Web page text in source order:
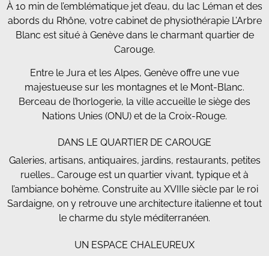
À 10 min de l’emblématique jet d’eau, du lac Léman et des
abords du Rhône, votre cabinet de physiothérapie L’Arbre
Blanc est situé à Genève dans le charmant quartier de
Carouge.
Entre le Jura et les Alpes, Genève offre une vue
majestueuse sur les montagnes et le Mont-Blanc.
Berceau de l’horlogerie, la ville accueille le siège des
Nations Unies (ONU) et de la Croix-Rouge.
DANS LE QUARTIER DE CAROUGE
Galeries, artisans, antiquaires, jardins, restaurants, petites
ruelles… Carouge est un quartier vivant, typique et à
l’ambiance bohème. Construite au XVIIIe siècle par le roi
Sardaigne, on y retrouve une architecture italienne et tout
le charme du style méditerranéen.
UN ESPACE CHALEUREUX